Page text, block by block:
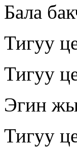
Бала
Тигуу
Тигуу
Эгин
Тигуу